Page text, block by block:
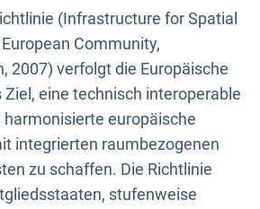
(Infrastructure for Spatial
Community,
2007) verfolgt die Europäische
eine technisch interoperable
europäische
integrierten raumbezogenen
zu schaffen. Die Richtlinie
stufenweise